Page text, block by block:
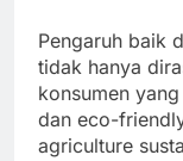
Pengaruh baik
tidak hanya
konsumen
dan eco-
agriculture